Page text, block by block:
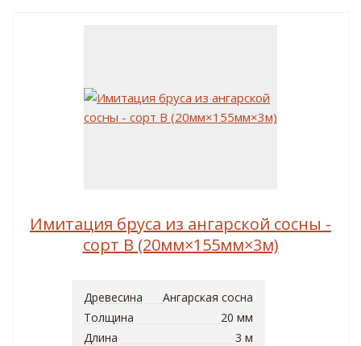
Имитация бруса из ангарской сосны -
сорт B (20мм×155мм×3м)
Древесина
Ангарская сосна
Толщина
20 мм
Длина
3 м